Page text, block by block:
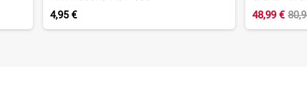
4,95 €
48,99 €